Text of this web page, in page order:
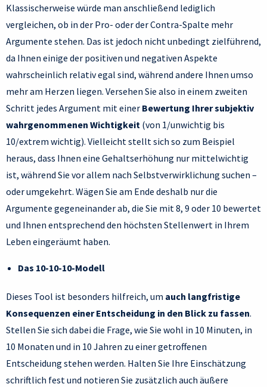
Klassischerweise würde man anschließend lediglich
vergleichen, ob in der Pro- oder der Contra-Spalte mehr
Argumente stehen. Das ist jedoch nicht unbedingt zielführend,
da Ihnen einige der positiven und negativen Aspekte
wahrscheinlich relativ egal sind, während andere Ihnen umso
mehr am Herzen liegen. Versehen Sie also in einem zweiten
Schritt jedes Argument mit einer Bewertung Ihrer subjektiv
wahrgenommenen Wichtigkeit (von 1/unwichtig bis
10/extrem wichtig). Vielleicht stellt sich so zum Beispiel
heraus, dass Ihnen eine Gehaltserhöhung nur mittelwichtig
ist, während Sie vor allem nach Selbstverwirklichung suchen –
oder umgekehrt. Wägen Sie am Ende deshalb nur die
Argumente gegeneinander ab, die Sie mit 8, 9 oder 10 bewertet
und Ihnen entsprechend den höchsten Stellenwert in Ihrem
Leben eingeräumt haben.
Das 10-10-10-Modell
Dieses Tool ist besonders hilfreich, um auch langfristige
Konsequenzen einer Entscheidung in den Blick zu fassen.
Stellen Sie sich dabei die Frage, wie Sie wohl in 10 Minuten, in
10 Monaten und in 10 Jahren zu einer getroffenen
Entscheidung stehen werden. Halten Sie Ihre Einschätzung
schriftlich fest und notieren Sie zusätzlich auch äußere